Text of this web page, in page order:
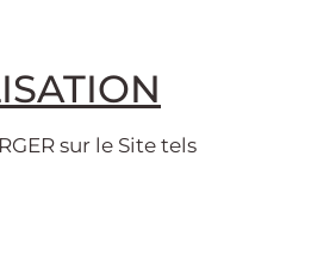
sur le Site tels